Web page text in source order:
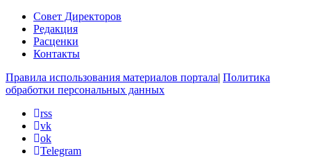
Совет Директоров
Редакция
Расценки
Контакты
Правила использования материалов портала| Политика
обработки персональных данных
rss
vk
ok
Telegram